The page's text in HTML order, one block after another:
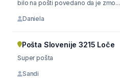
bilo na pošti povedano da je zmo...
Daniela
Pošta Slovenije 3215 Loče
Super pošta
Sandi